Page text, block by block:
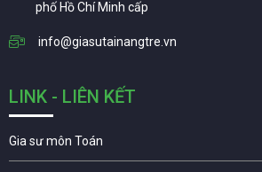
phố Hồ Chí Minh cấp
info@giasutainangtre.vn
LINK - LIÊN KẾT
Gia sư môn Toán